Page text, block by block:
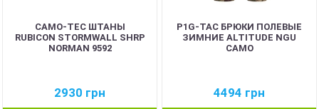
CAMO-TEC ШТАНЫ
RUBICON STORMWALL SHRP
NORMAN 9592
2930 грн
P1G-TAC БРЮКИ ПОЛЕВЫЕ
ЗИМНИЕ ALTITUDE NGU
CAMO
4494 грн